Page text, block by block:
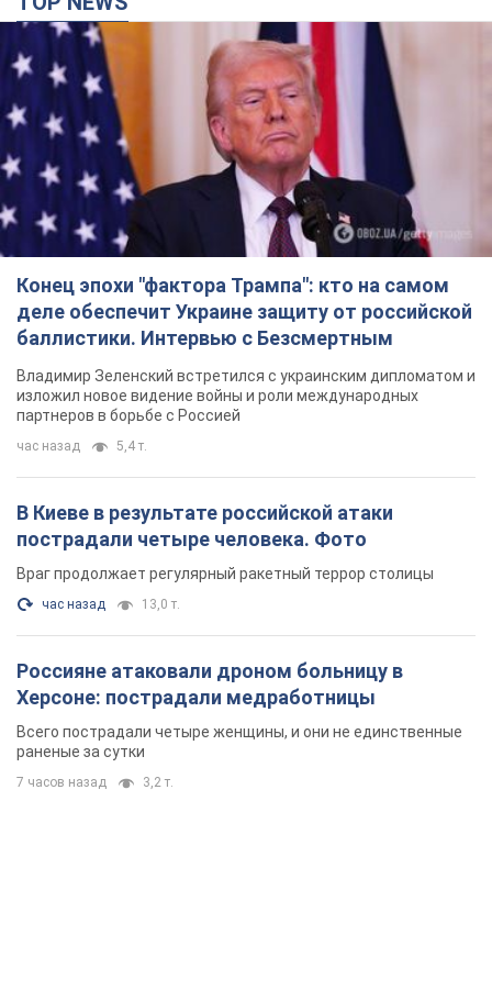
Конец эпохи "фактора Трампа": кто на самом
деле обеспечит Украине защиту от российской
баллистики. Интервью с Безсмертным
Владимир Зеленский встретился с украинским дипломатом и
изложил новое видение войны и роли международных
партнеров в борьбе с Россией
час назад 5,4 т.
В Киеве в результате российской атаки
пострадали четыре человека. Фото
Враг продолжает регулярный ракетный террор столицы
час назад 13,0 т.
Россияне атаковали дроном больницу в
Херсоне: пострадали медработницы
Всего пострадали четыре женщины, и они не единственные
раненые за сутки
7 часов назад